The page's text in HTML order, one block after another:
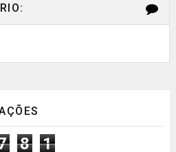
8 1